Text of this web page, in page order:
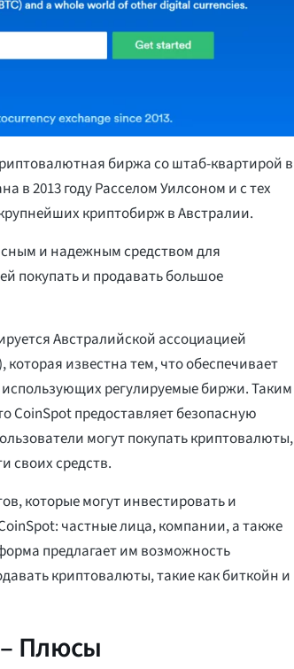
биржа со штаб-квартирой в
в 2013 году Расселом Уилсоном и с тех
криптобирж в Австралии.
и надежным средством для
покупать и продавать большое
Австралийской ассоциацией
известна тем, что обеспечивает
регулируемые биржи. Таким
CoinSpot предоставляет безопасную
могут покупать криптовалюты,
своих средств.
которые могут инвестировать и
частные лица, компании, а также
предлагает им возможность
криптовалюты, такие как биткойн и
Плюсы